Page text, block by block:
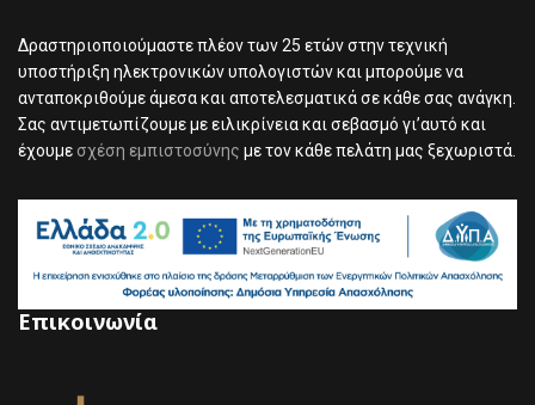
Δραστηριοποιούμαστε πλέον των 25 ετώνστην τεχνική
υποστήριξη ηλεκτρονικών υπολογιστών και μπορούμε να
ανταποκριθούμε άμεσα και αποτελεσματικά σε κάθε σας ανάγκη.
Σας αντιμετωπίζουμε με ειλικρίνεια και σεβασμό γι’αυτό και
έχουμε σχέση εμπιστοσύνης με τον κάθε πελάτη μας ξεχωριστά.
Επικοινωνία